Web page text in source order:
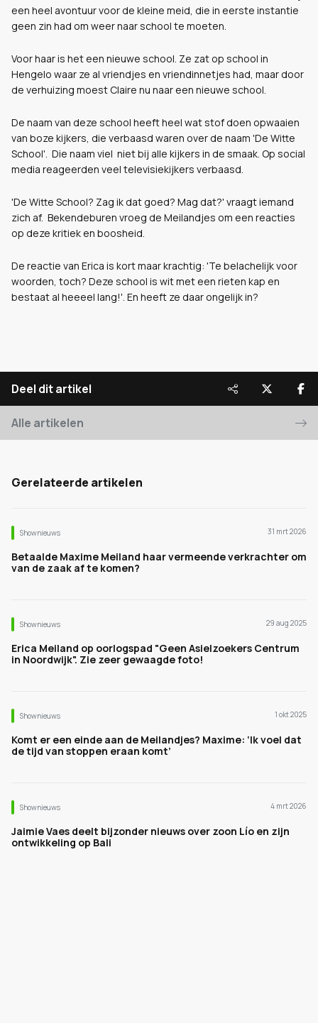
een heel avontuur voor de kleine meid, die in eerste instantie
geen zin had om weer naar school te moeten.
Voor haar is het een nieuwe school. Ze zat op school in
Hengelo waar ze al vriendjes en vriendinnetjes had, maar door
de verhuizing moest Claire nu naar een nieuwe school.
De naam van deze school heeft heel wat stof doen opwaaien
van boze kijkers, die verbaasd waren over de naam 'De Witte
School'. Die naam viel niet bij alle kijkers in de smaak. Op social
media reageerden veel televisiekijkers verbaasd.
'De Witte School? Zag ik dat goed? Mag dat?' vraagt iemand
zich af. Bekendeburen vroeg de Meilandjes om een reacties
op deze kritiek en boosheid.
De reactie van Erica is kort maar krachtig: 'Te belachelijk voor
woorden, toch? Deze school is wit met een rieten kap en
bestaat al heeeel lang!'. En heeft ze daar ongelijk in?
Deel dit artikel
Alle artikelen
Gerelateerde artikelen
Shownieuws 31 mrt 2026
Betaalde Maxime Meiland haar vermeende verkrachter om
van de zaak af te komen?
Shownieuws 29 aug 2025
Erica Meiland op oorlogspad "Geen Asielzoekers Centrum
in Noordwijk". Zie zeer gewaagde foto!
Shownieuws 1 okt 2025
Komt er een einde aan de Meilandjes? Maxime: ‘Ik voel dat
de tijd van stoppen eraan komt’
Shownieuws 4 mrt 2026
Jaimie Vaes deelt bijzonder nieuws over zoon Lío en zijn
ontwikkeling op Bali